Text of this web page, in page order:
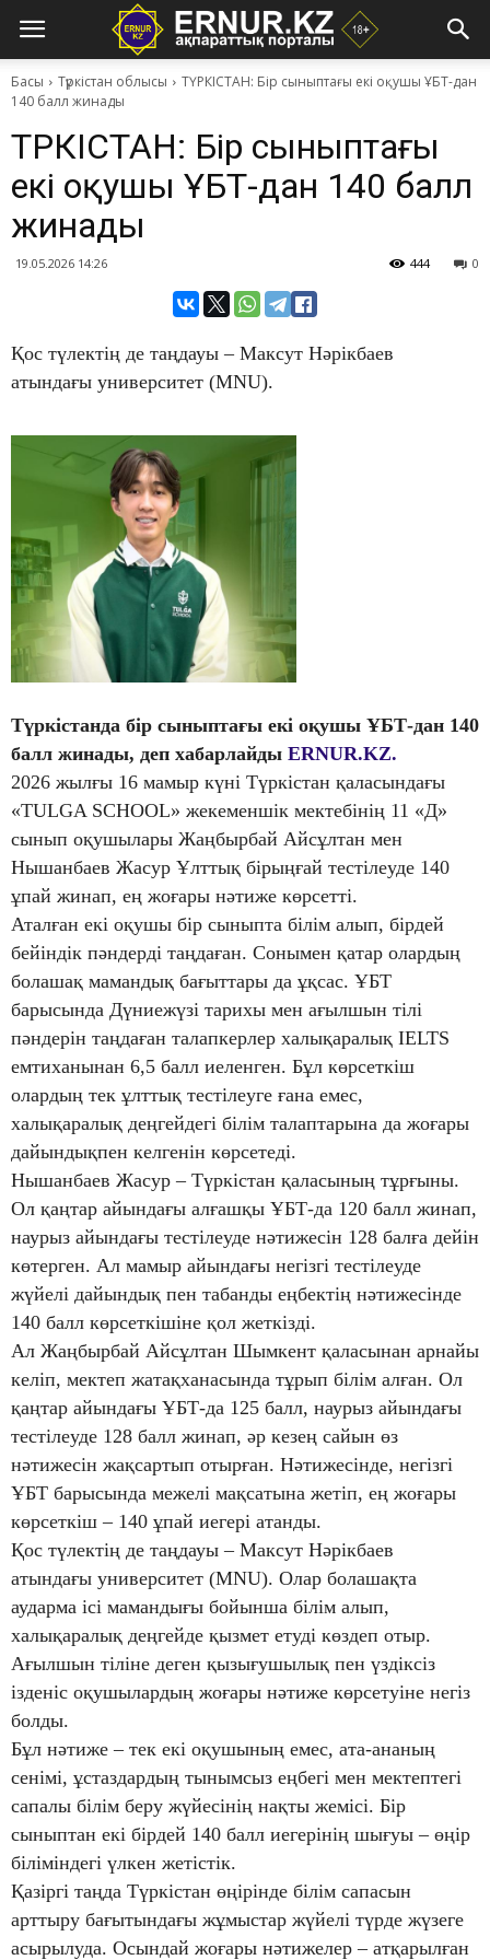
Басы Түркістан облысы
ТҮРКІСТАН: Бір сыныптағы екі оқушы ҰБТ-дан
140 балл жинады
ТҮРКІСТАН: Бір сыныптағы
екі оқушы ҰБТ-дан 140 балл
жинады
19.05.2026 14:26 0
444
Қос түлектің де таңдауы – Максут Нәрікбаев
атындағы университет (MNU).
Түркістанда бір сыныптағы екі оқушы ҰБТ-дан 140
балл жинады, деп хабарлайды ERNUR.KZ.
2026 жылғы 16 мамыр күні Түркістан қаласындағы
«TULGA SCHOOL» жекеменшік мектебінің 11 «Д»
сынып оқушылары Жаңбырбай Айсұлтан мен
Нышанбаев Жасур Ұлттық бірыңғай тестілеуде 140
ұпай жинап, ең жоғары нәтиже көрсетті.
Аталған екі оқушы бір сыныпта білім алып, бірдей
бейіндік пәндерді таңдаған. Сонымен қатар олардың
болашақ мамандық бағыттары да ұқсас. ҰБТ
барысында Дүниежүзі тарихы мен ағылшын тілі
пәндерін таңдаған талапкерлер халықаралық IELTS
емтиханынан 6,5 балл иеленген. Бұл көрсеткіш
олардың тек ұлттық тестілеуге ғана емес,
халықаралық деңгейдегі білім талаптарына да жоғары
дайындықпен келгенін көрсетеді.
Нышанбаев Жасур – Түркістан қаласының тұрғыны.
Ол қаңтар айындағы алғашқы ҰБТ-да 120 балл жинап,
наурыз айындағы тестілеуде нәтижесін 128 балға дейін
көтерген. Ал мамыр айындағы негізгі тестілеуде
жүйелі дайындық пен табанды еңбектің нәтижесінде
140 балл көрсеткішіне қол жеткізді.
Ал Жаңбырбай Айсұлтан Шымкент қаласынан арнайы
келіп, мектеп жатақханасында тұрып білім алған. Ол
қаңтар айындағы ҰБТ-да 125 балл, наурыз айындағы
тестілеуде 128 балл жинап, әр кезең сайын өз
нәтижесін жақсартып отырған. Нәтижесінде, негізгі
ҰБТ барысында межелі мақсатына жетіп, ең жоғары
көрсеткіш – 140 ұпай иегері атанды.
Қос түлектің де таңдауы – Максут Нәрікбаев
атындағы университет (MNU). Олар болашақта
аударма ісі мамандығы бойынша білім алып,
халықаралық деңгейде қызмет етуді көздеп отыр.
Ағылшын тіліне деген қызығушылық пен үздіксіз
ізденіс оқушылардың жоғары нәтиже көрсетуіне негіз
болды.
Бұл нәтиже – тек екі оқушының емес, ата-ананың
сенімі, ұстаздардың тынымсыз еңбегі мен мектептегі
сапалы білім беру жүйесінің нақты жемісі. Бір
сыныптан екі бірдей 140 балл иегерінің шығуы – өңір
біліміндегі үлкен жетістік.
Қазіргі таңда Түркістан өңірінде білім сапасын
арттыру бағытындағы жұмыстар жүйелі түрде жүзеге
асырылуда. Осындай жоғары нәтижелер – атқарылған